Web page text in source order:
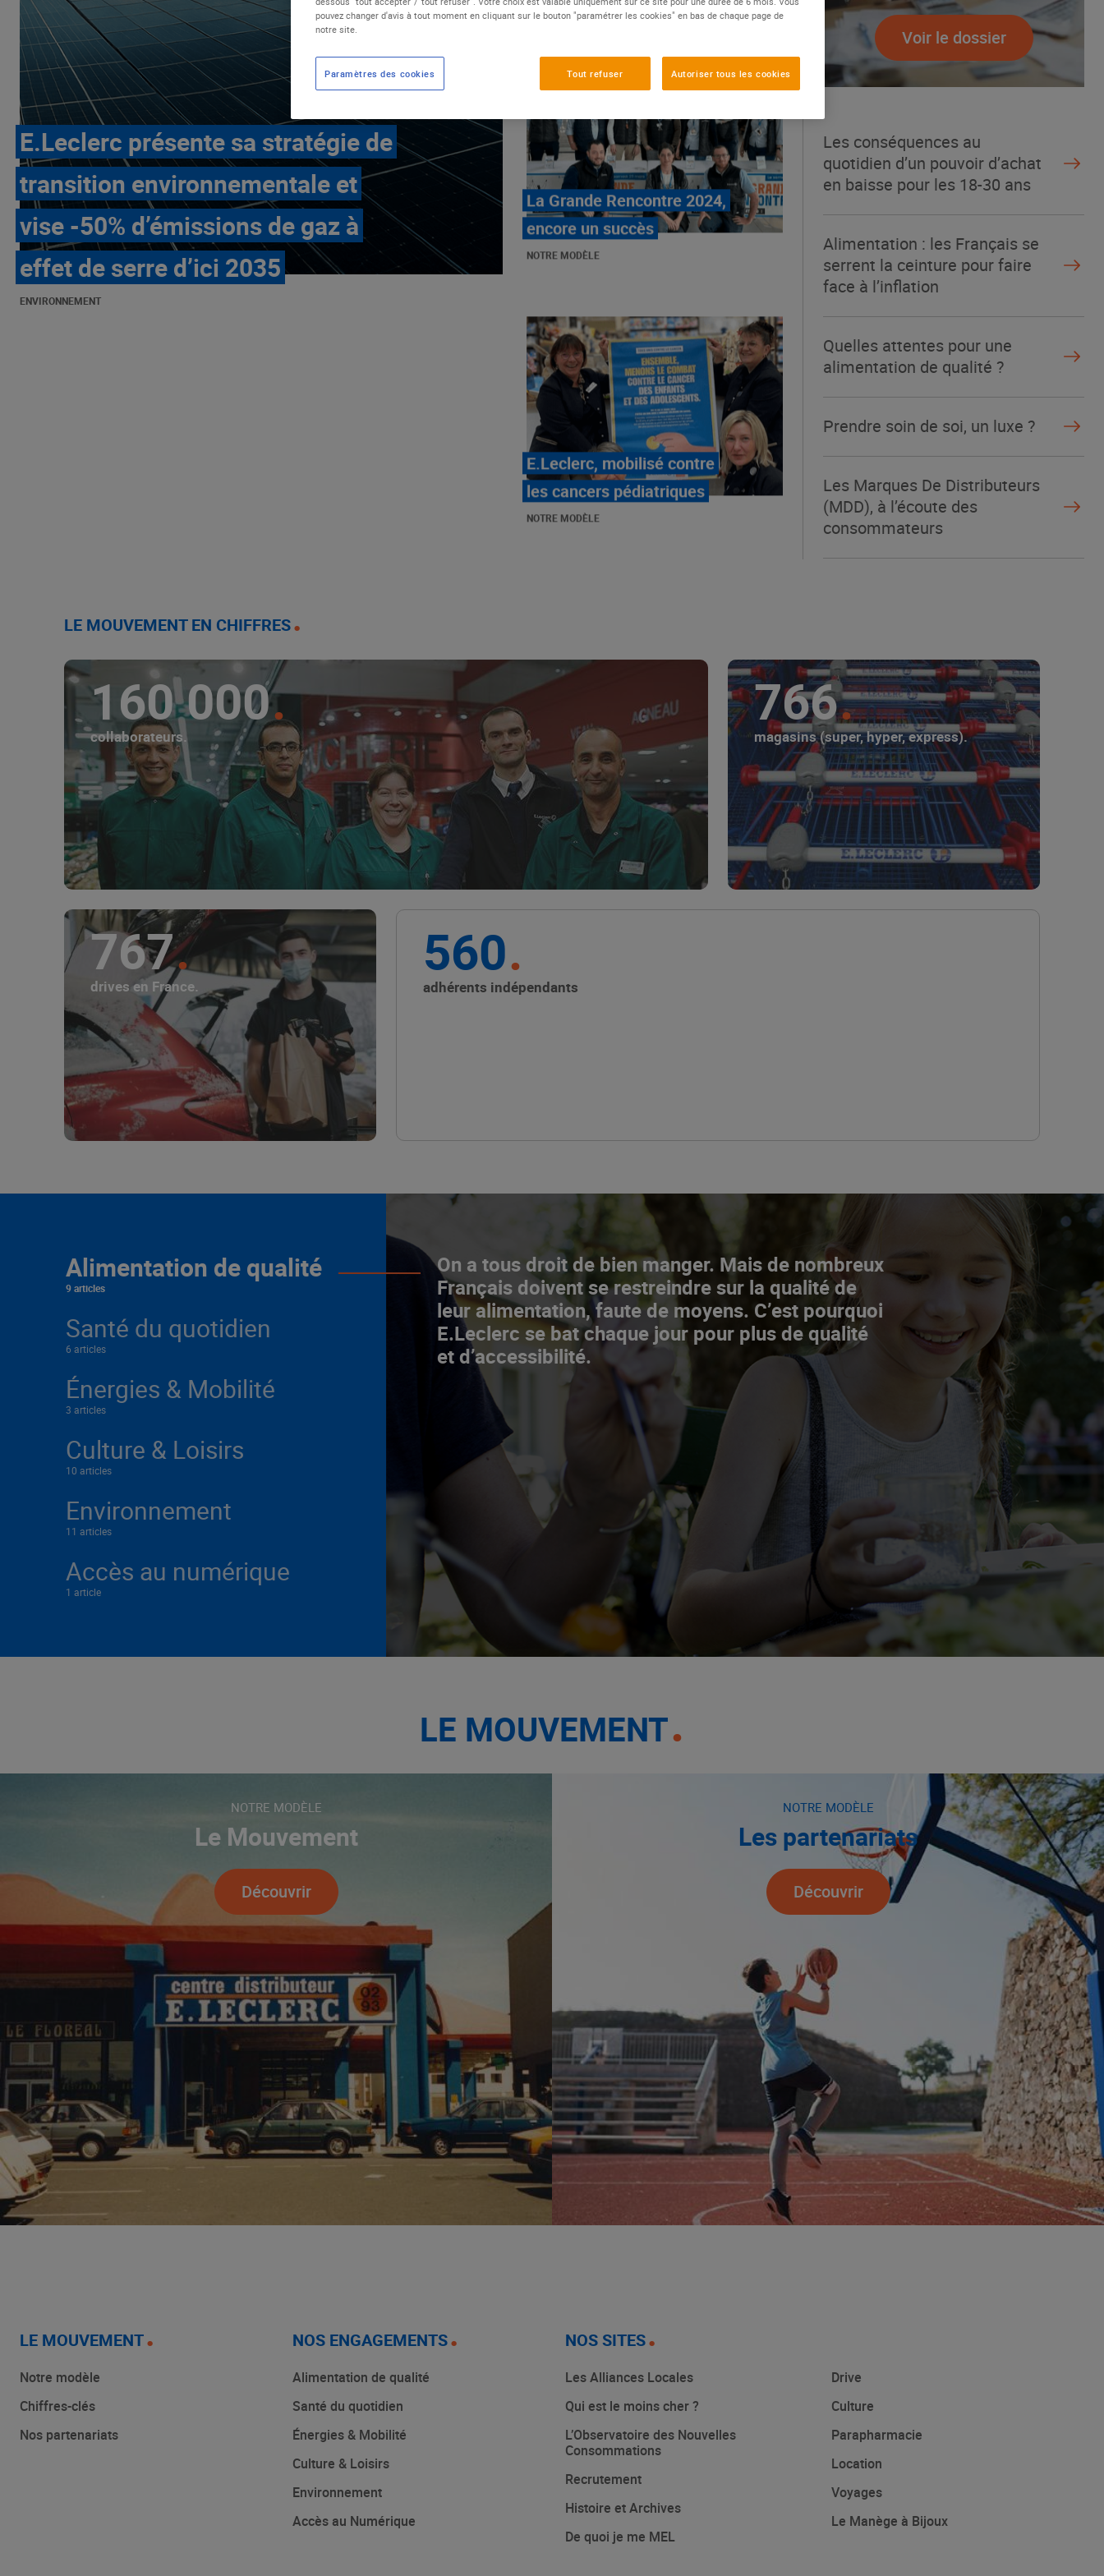
E.Leclerc présente sa stratégie de
transition environnementale et
vise -50% d’émissions de gaz à
effet de serre d’ici 2035
ENVIRONNEMENT
E.Leclerc, mobilisé contre
les cancers pédiatriques
NOTRE MODÈLE
LE MOUVEMENT
E.LECLERC ET SES
COMBATS
NOTRE MODÈLE
« Repérage » - La nouvelle
revue de tendances de
Marque Repère
ALIMENTATION DE QUALITÉ
producteurs avec les
L’ascenceur social
fonctionne chez E.Leclerc !
NOTRE MODÈLE
La Grande Rencontre 2024,
Voir le dossier
Les conséquences au
quotidien d’un pouvoir d’achat
en baisse pour les 18-30 ans
Alimentation : les Français se
serrent la ceinture pour faire
face à l’inflation
Quelles attentes pour une
alimentation de qualité ?
Prendre soin de soi, un luxe ?
Les Marques De Distributeurs
(MDD), à l’écoute des
consommateurs
LE MOUVEMENT EN CHIFFRES
160 000
collaborateurs.
766
magasins (super, hyper, express).
767
drives en France.
560
adhérents indépendants
Alimentation de qualité
9 articles
On a tous droit de bien manger. Mais de nombreux
Français doivent se restreindre sur la qualité de
leur alimentation, faute de moyens. C’est pourquoi
E.Leclerc se bat chaque jour pour plus de qualité
et d’accessibilité.
Santé du quotidien
6 articles
Énergies & Mobilité
3 articles
Culture & Loisirs
10 articles
Environnement
11 articles
Accès au numérique
1 article
LE MOUVEMENT
NOTRE MODÈLE
Le Mouvement
Découvrir
NOTRE MODÈLE
Les partenariats
Découvrir
LE MOUVEMENT
Notre modèle
Chiffres-clés
Nos partenariats
NOS ENGAGEMENTS
Alimentation de qualité
Santé du quotidien
Énergies & Mobilité
Culture & Loisirs
Environnement
Accès au Numérique
NOS SITES
Les Alliances Locales
Qui est le moins cher ?
L’Observatoire des Nouvelles
Consommations
Recrutement
Histoire et Archives
De quoi je me MEL
Drive
Culture
Parapharmacie
Location
Voyages
Le Manège à Bijoux
pouvez changer d'avis à tout moment en cliquant sur le bouton "paramétrer les cookies" en bas de chaque page de
notre site.
Tout refuser Autoriser tous les cookies
Paramètres des cookies